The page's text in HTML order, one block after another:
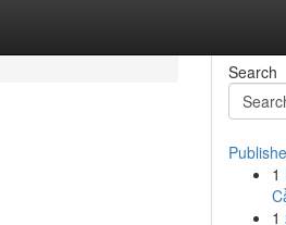
Search
1
1